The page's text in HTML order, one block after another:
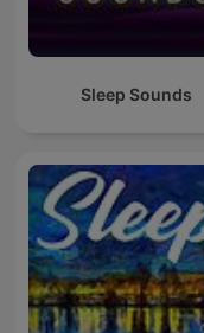
Sleep Sounds